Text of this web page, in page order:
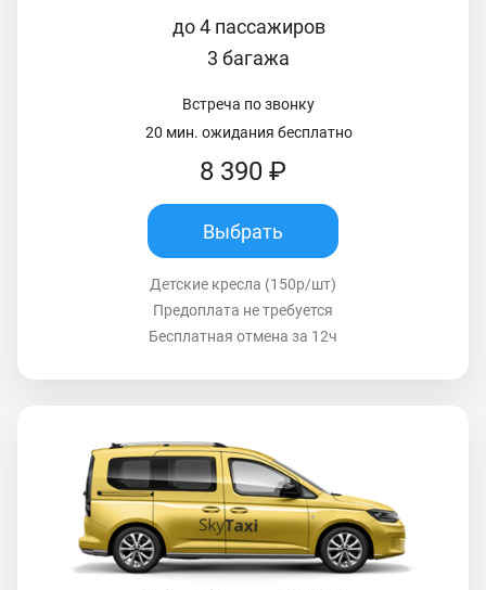
до 4 пассажиров
3 багажа
Встреча по звонку
20 мин. ожидания бесплатно
8 390 ₽
Выбрать
Детские кресла (150р/шт)
Предоплата не требуется
Бесплатная отмена за 12ч